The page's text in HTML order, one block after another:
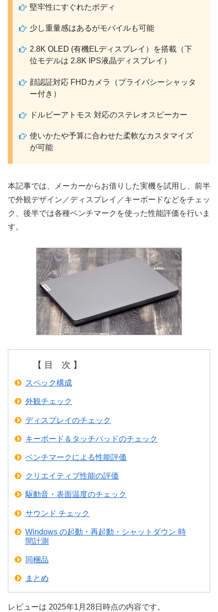
堅牢性にすぐれたボディ
少し重量感はあるがモバイルも可能
2.8K OLED (有機ELディスプレイ）を搭載（下
位モデルは 2.8K IPS液晶ディスプレイ）
顔認証対応 FHDカメラ（プライバシーシャッタ
ー付き）
ドルビーアトモス 対応のステレオスピーカー
使いかたや予算に合わせた柔軟なカスタマイズ
が可能
本記事では、メーカーからお借りした実機を試用し、前半
で外観デザイン／ディスプレイ／キーボードなどをチェッ
ク、後半では各種ベンチマークを使った性能評価を行いま
す。
【 目 次 】
スペック構成
外観チェック
ディスプレイのチェック
キーボード＆タッチパッドのチェック
ベンチマークによる性能評価
クリエイティブ性能の評価
駆動音・表面温度のチェック
サウンド チェック
Windows の起動・再起動・シャットダウン 時
間計測
同梱品
まとめ
レビューは 2025年1月28日時点の内容です。